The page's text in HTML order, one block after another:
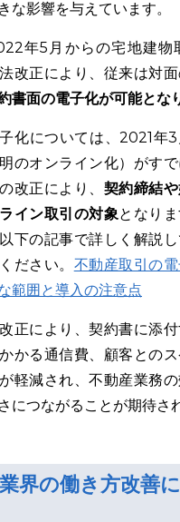
な影響を与えています。
年5月からの宅地建物
改正により、従来は対
書面の電子化が可能とな
化については、2021年
のオンライン化）がす
改正により、 契約締結
イン取引の対象となり
下の記事で詳しく解説
ださい。 不動産取引の
範囲と導入の注意点
正により、契約書に添
かる通信費、顧客との
軽減され、不動産業務
につながることが期待さ
界の働き方改善